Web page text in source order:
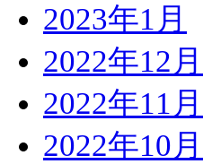
2023年1月
2022年12月
2022年11月
2022年10月